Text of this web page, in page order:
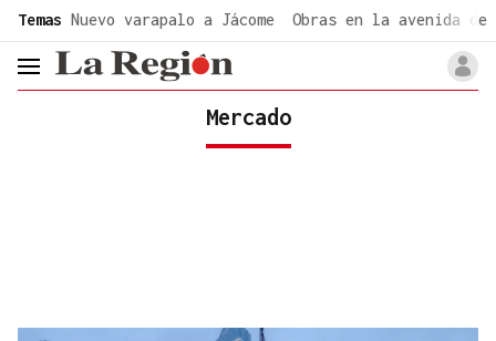
Temas Nuevo varapalo a Jácome Obras en la avenida de
header.menu.open
Mercado